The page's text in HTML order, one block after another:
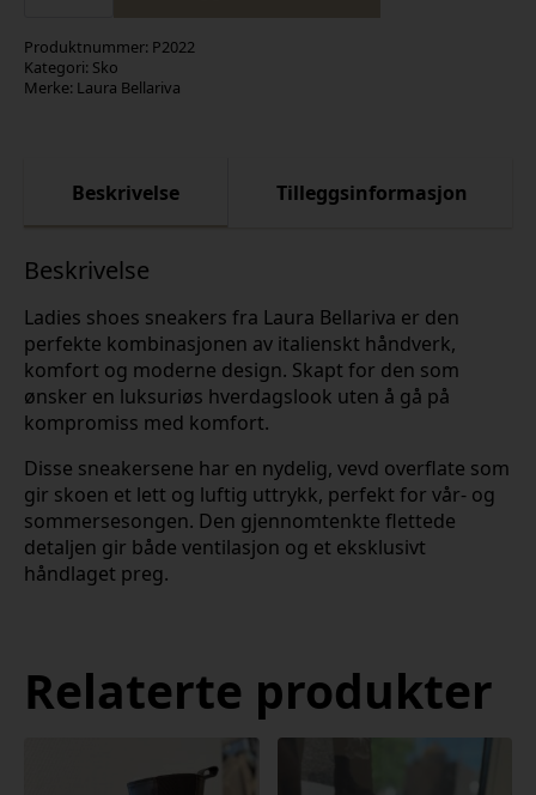
Produktnummer: P2022
Kategori: Sko
Merke: Laura Bellariva
Beskrivelse Tilleggsinformasjon
Beskrivelse
Ladies shoes sneakers fra Laura Bellariva er den
perfekte kombinasjonen av italienskt håndverk,
komfort og moderne design. Skapt for den som
ønsker en luksuriøs hverdagslook uten å gå på
kompromiss med komfort.
Disse sneakersene har en nydelig, vevd overflate som
gir skoen et lett og luftig uttrykk, perfekt for vår- og
sommersesongen. Den gjennomtenkte flettede
detaljen gir både ventilasjon og et eksklusivt
håndlaget preg.
Relaterte produkter